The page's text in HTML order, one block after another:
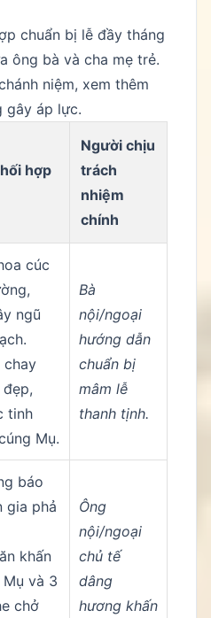
chuẩn bị lễ đầy tháng
ông bà và cha mẹ trẻ.
niệm, xem thêm
gây áp lực.
hợp
Người chịu
trách
nhiệm
chính
cúc
ngũ
chay
tinh
Mụ.
Bà
nội/ngoại
hướng dẫn
chuẩn bị
mâm lễ
thanh tịnh.
báo
gia phả
khấn
và 3
chở
Ông
nội/ngoại
chủ tế
dâng
hương khấn